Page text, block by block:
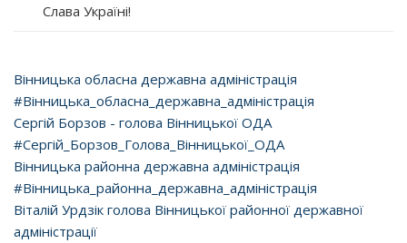
⠀⠀Слава Україні!
Вінницька обласна державна адміністрація
#Вінницька_обласна_державна_адміністрація
Сергій Борзов - голова Вінницької ОДА
#Сергій_Борзов_Голова_Вінницької_ОДА
Вінницька районна державна адміністрація
#Вінницька_районна_державна_адміністрація
Віталій Урдзік голова Вінницької районної державної
адміністрації